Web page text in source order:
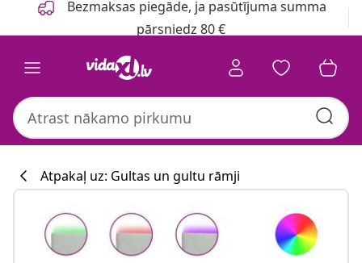
Bezmaksas piegāde, ja pasūtījuma summa
pārsniedz 80 €
Atpakaļ uz: Gultas un gultu rāmji